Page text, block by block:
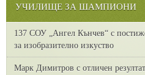
УЧИЛИЩЕ ЗА ШАМПИОНИ
137 СОУ „Ангел Кънчев“ с
за изобразително изкуство
Марк Димитров с отличен